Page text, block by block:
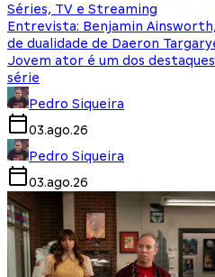
Séries, TV e Streaming
Entrevista: Benjamin
de dualidade de Daeron
Jovem ator é um dos
série
Pedro Siqueira
03.ago.26
Pedro Siqueira
03.ago.26